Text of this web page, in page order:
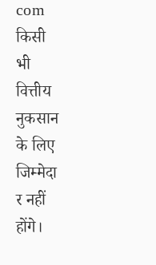
com
किसी
भी
वित्तीय
नुकसान
के लिए
जिम्मेदा
र नहीं
होंगे।